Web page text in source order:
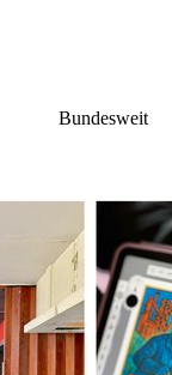
Bundesweit